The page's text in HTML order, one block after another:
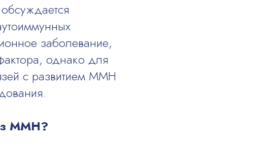
заболевание,
однако для
с развитием ММН
ММН?